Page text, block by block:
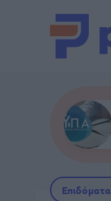
Επιδόματα